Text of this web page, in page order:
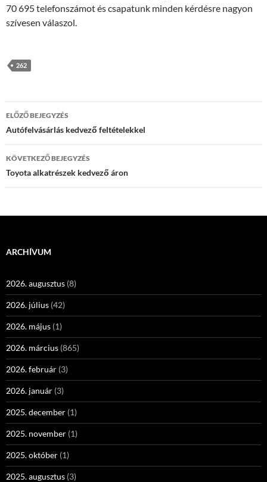
70 695 telefonszámot és csapatunk minden kérdésre nagyon
szívesen válaszol.
262
Bejegyzés
navigáció
ELŐZŐ BEJEGYZÉS
Autófelvásárlás kedvező feltételekkel
KÖVETKEZŐ BEJEGYZÉS
Toyota alkatrészek kedvező áron
ARCHÍVUM
2026. augusztus (8)
2026. július (42)
2026. május (1)
2026. március (865)
2026. február (3)
2026. január (3)
2025. december (1)
2025. november (1)
2025. október (1)
2025. augusztus (3)